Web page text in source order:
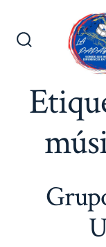
Alternar